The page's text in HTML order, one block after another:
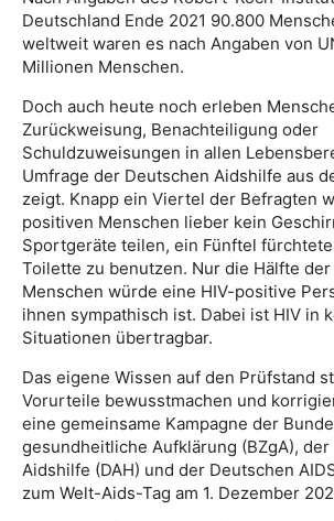
Deutschland Ende 2021 90.800
weltweit waren es nach Angaben von
Millionen Menschen.
Doch auch heute noch erleben
Zurückweisung, Benachteiligung oder
Schuldzuweisungen in allen
Umfrage der Deutschen Aidshilfe aus
zeigt. Knapp ein Viertel der Befragten
positiven Menschen lieber kein
Sportgeräte teilen, ein Fünftel
Toilette zu benutzen. Nur die Hälfte
Menschen würde eine HIV-positive
ihnen sympathisch ist. Dabei ist HIV in
Situationen übertragbar.
Das eigene Wissen auf den Prüfstand
Vorurteile bewusstmachen und
eine gemeinsame Kampagne der
gesundheitliche Aufklärung (BZgA),
Aidshilfe (DAH) und der Deutschen
zum Welt-Aids-Tag am 1. Dezember